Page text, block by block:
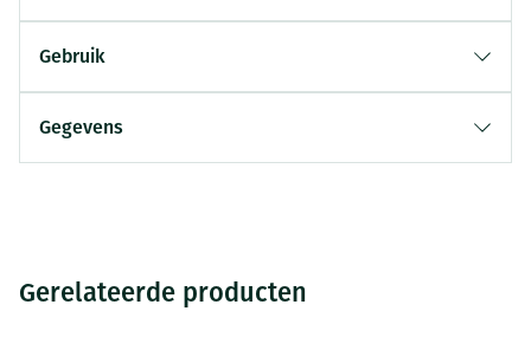
Gebruik
Gegevens
Gerelateerde producten